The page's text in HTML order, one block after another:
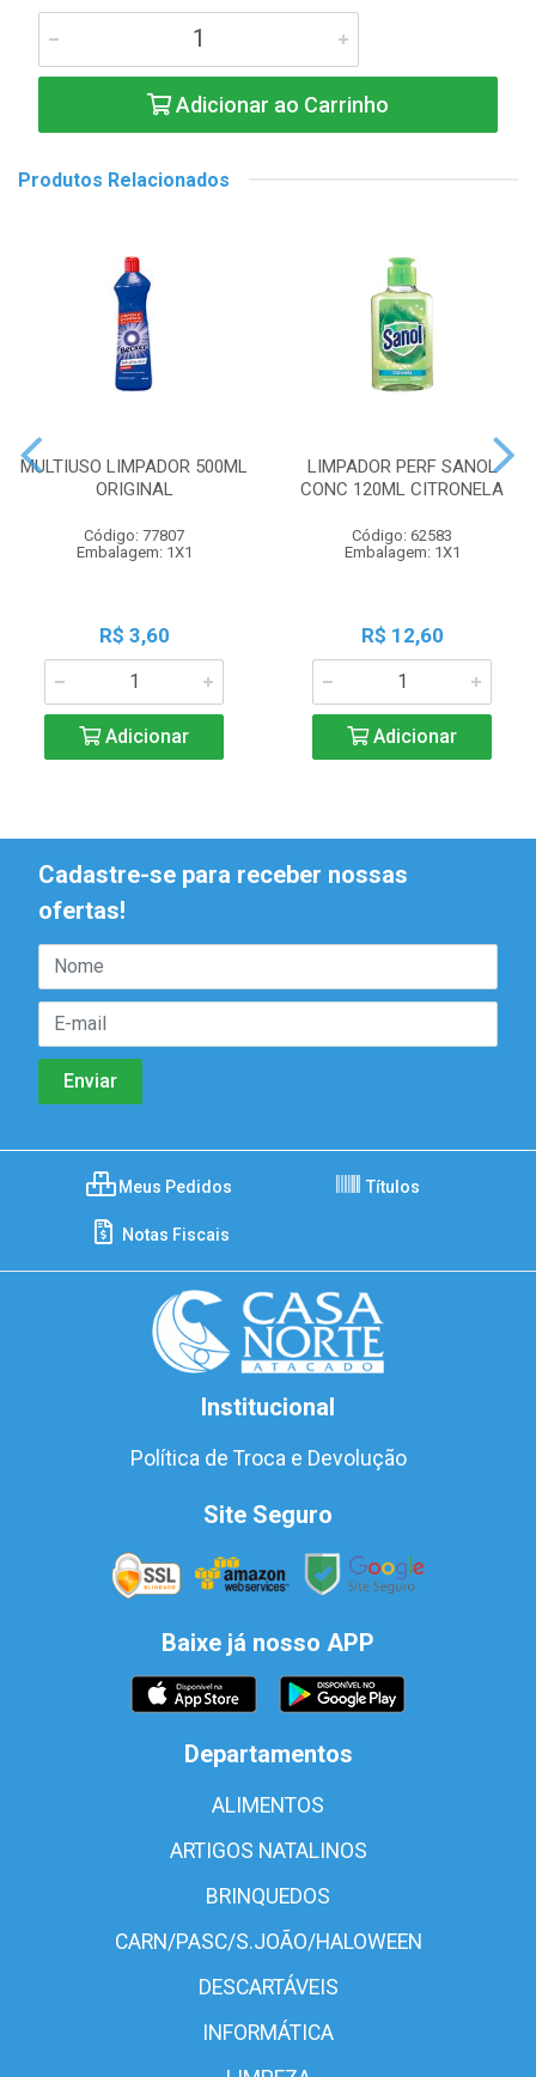
Adicionar ao Carrinho
Produtos Relacionados
MULTIUSO LIMPADOR 500ML
ORIGINAL
Código: 77807
Embalagem: 1X1
R$ 3,60
Adicionar
LIMPADOR PERF SANOL
CONC 120ML CITRONELA
Código: 62583
Embalagem: 1X1
R$ 12,60
Adicionar
Cadastre-se para receber nossas
ofertas!
Meus Pedidos Títulos
Notas Fiscais
Institucional
Política de Troca e Devolução
Site Seguro
Baixe já nosso APP
Departamentos
ALIMENTOS
ARTIGOS NATALINOS
BRINQUEDOS
CARN/PASC/S.JOÃO/HALOWEEN
DESCARTÁVEIS
INFORMÁTICA